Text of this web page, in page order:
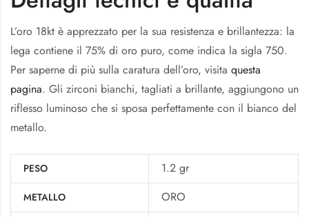
L’oro 18kt è apprezzato per la sua resistenza e brillantezza: la
lega contiene il 75% di oro puro, come indica la sigla 750.
Per saperne di più sulla caratura dell’oro, visita questa
pagina. Gli zirconi bianchi, tagliati a brillante, aggiungono un
riflesso luminoso che si sposa perfettamente con il bianco del
metallo.
PESO 1.2 gr
METALLO ORO